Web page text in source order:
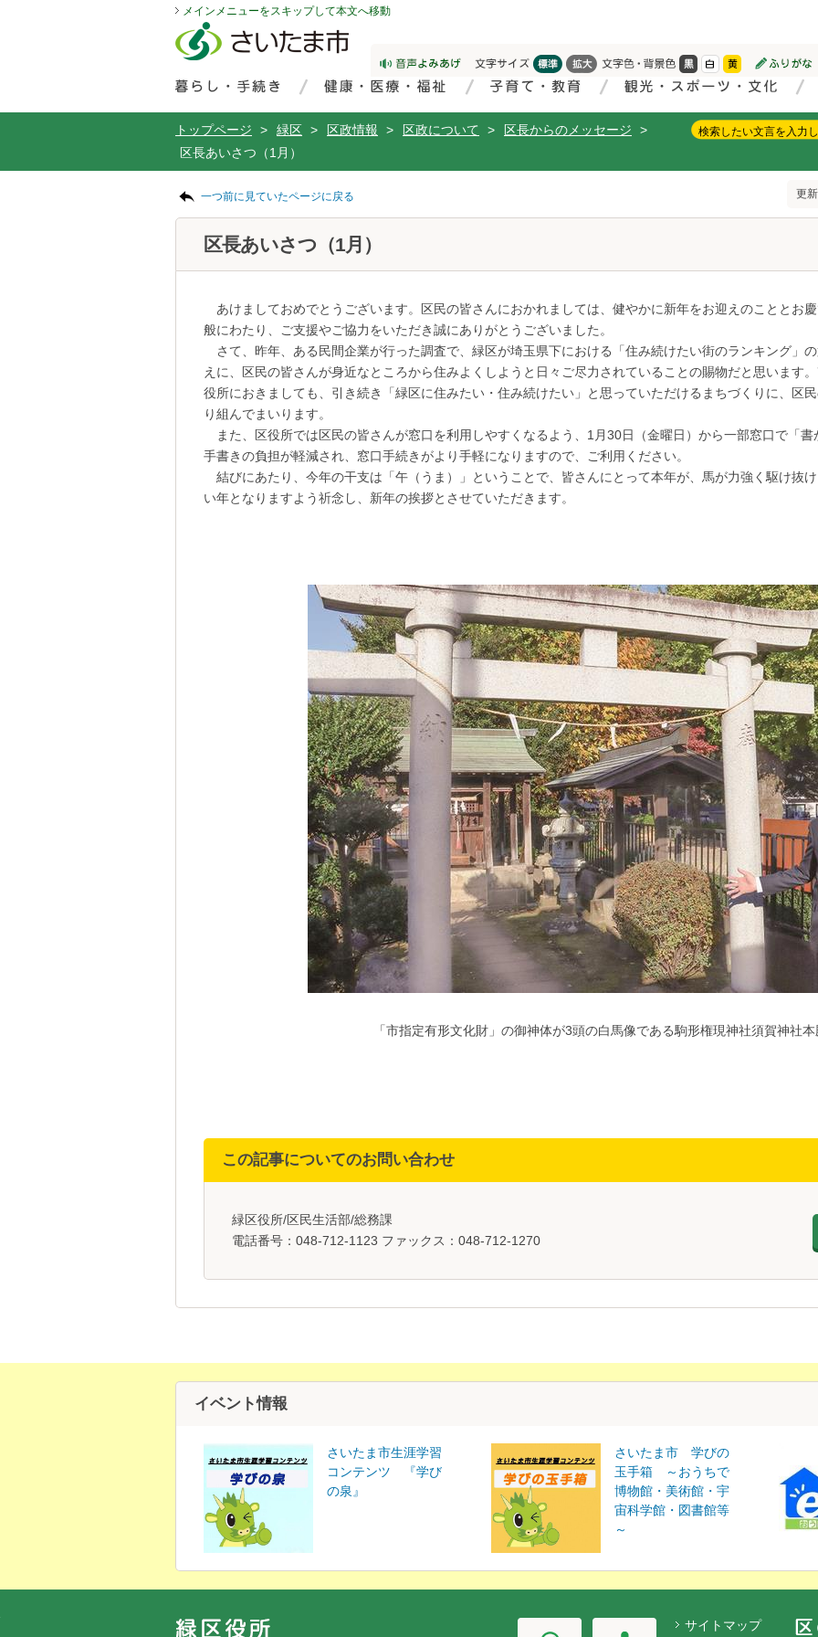
メインメニューをスキップして本文へ移動
トップページ > 緑区 > 区政情報 > 区政について > 区長からのメッセージ
>
区長あいさつ（1月）
一つ前に見ていたページに戻る 更
区長あいさつ（1月）
あけましておめでとうございます。区民の皆さんにおかれましては、健やかに新年をお迎えのこととお
般にわたり、ご支援やご協力をいただき誠にありがとうございました。
さて、昨年、ある民間企業が行った調査で、緑区が埼玉県下における「住み続けたい街のランキング」
えに、区民の皆さんが身近なところから住みよくしようと日々ご尽力されていることの賜物だと思います
役所におきましても、引き続き「緑区に住みたい・住み続けたい」と思っていただけるまちづくりに、区
り組んでまいります。
また、区役所では区民の皆さんが窓口を利用しやすくなるよう、1月30日（金曜日）から一部窓口で「
手書きの負担が軽減され、窓口手続きがより手軽になりますので、ご利用ください。
結びにあたり、今年の干支は「午（うま）」ということで、皆さんにとって本年が、馬が力強く駆け抜
い年となりますよう祈念し、新年の挨拶とさせていただきます。
「市指定有形文化財」の御神体が3頭の白馬像である駒形権現神社須賀神社
この記事についてのお問い合わせ
緑区役所/区民生活部/総務課
電話番号：048-712-1123 ファックス：048-712-1270
イベント情報
さいたま市生涯学習
コンテンツ 『学び
の泉』
さいたま市 学びの
玉手箱 ～おうちで
博物館・美術館・宇
宙科学館・図書館等
～
サイトマップ